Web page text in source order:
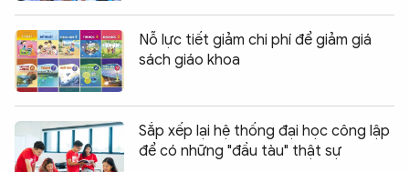
Nỗ lực tiết giảm chi phí để giảm giá
sách giáo khoa
Sắp xếp lại hệ thống đại học công lập
để có những "đầu tàu" thật sự